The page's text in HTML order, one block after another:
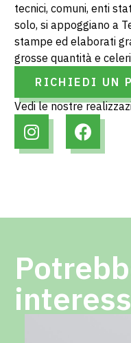
tecnici, comuni, enti
solo, si appoggiano a
stampe ed elaborati
grosse quantità e
RICHIEDI UN
Vedi le nostre